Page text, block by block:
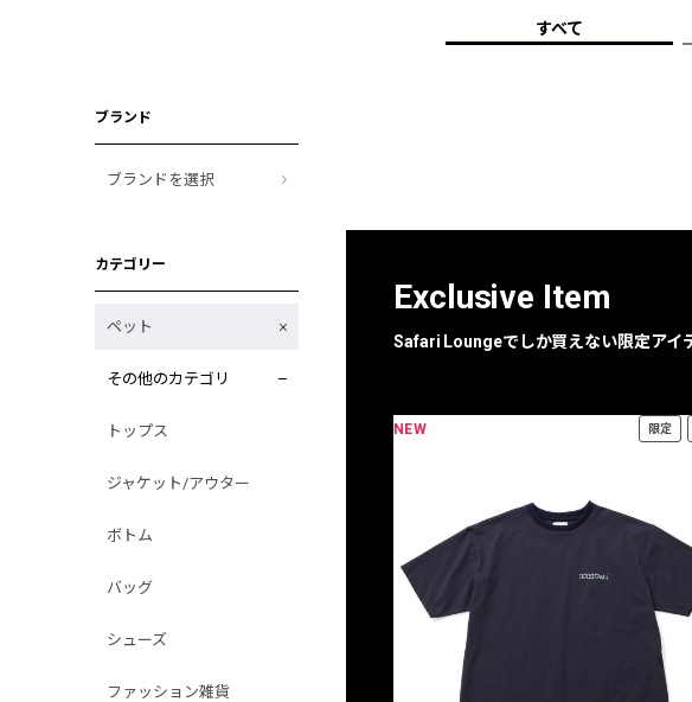
フ
すべて
ブランド
ブランドを選択
カテゴリー
ペット
その他のカテゴリ
トップス
ジャケット/アウター
ボトム
バッグ
シューズ
ファッション雑貨
Exclusive Item
Safari Loungeでしか買えない限定アイ
NEW 限定